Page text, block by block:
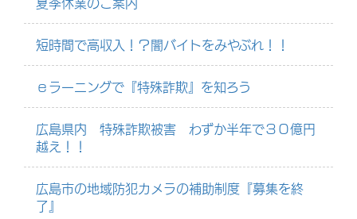
短時間で高収入！？闇バイトをみやぶれ！！
ｅラーニングで『特殊詐欺』を知ろう
広島県内 特殊詐欺被害 わずか半年で３０億円
越え！！
広島市の地域防犯カメラの補助制度『募集を終
了』